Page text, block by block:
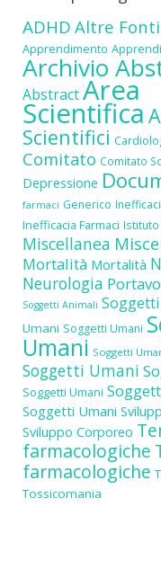
ADHD Altre Fonti
Apprendimento
Archivio
AbstractArea
Scientifica
Scientifici
Comitato Comitato
Depressione
farmaci Generico
Inefficacia Farmaci Istituto
Miscellanea
Mortalità Mortalità
Neurologia
Soggetti Animali
Umani Soggetti Umani
Umani Soggetti
Soggetti Umani
Soggetti Umani
Soggetti Umani
Sviluppo Corporeo
farmacologiche
farmacologiche
Tossicomania